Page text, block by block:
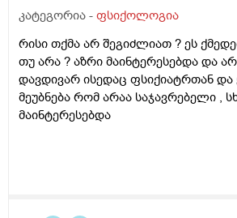
კატეგორია - ფსიქოლოგია
რისი თქმა არ შეგიძლიათ ? ეს
თუ არა ? აზრი მაინტერესებდა და
დავდივარ ისედაც ფსიქიატრთან
მეუბნება რომ არაა საჯავრებელი ,
მაინტერესებდა